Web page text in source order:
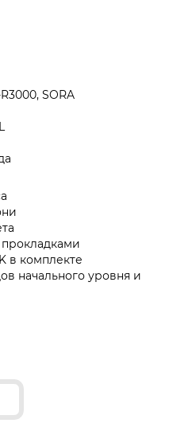
SORA
прокладками
в комплекте
начального уровня и